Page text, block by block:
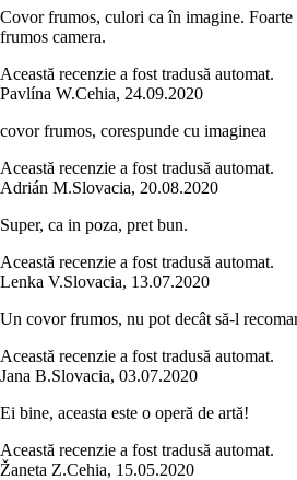
Covor frumos, culori ca în imagine.
frumos camera.
Această recenzie a fost tradusă automat.
Pavlína W.Cehia, 24.09.2020
covor frumos, corespunde cu imaginea
Această recenzie a fost tradusă automat.
Adrián M.Slovacia, 20.08.2020
Super, ca in poza, pret bun.
Această recenzie a fost tradusă automat.
Lenka V.Slovacia, 13.07.2020
Un covor frumos, nu pot decât să-l
Această recenzie a fost tradusă automat.
Jana B.Slovacia, 03.07.2020
Ei bine, aceasta este o operă de artă!
Această recenzie a fost tradusă automat.
Žaneta Z.Cehia, 15.05.2020